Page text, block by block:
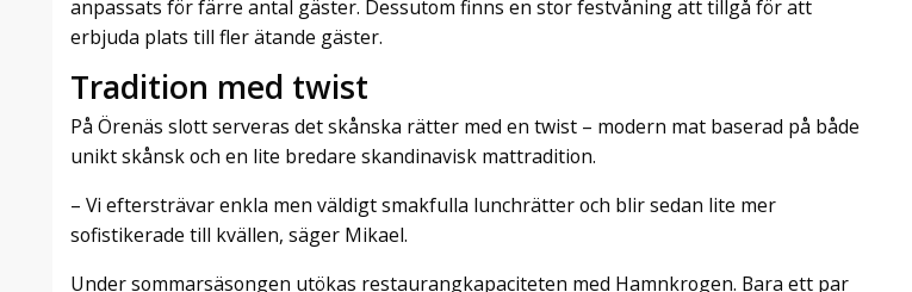
anpassats för färre antal gäster. Dessutom finns en stor festvåning att tillgå för att
erbjuda plats till fler ätande gäster.
Tradition med twist
På Örenäs slott serveras det skånska rätter med en twist – modern mat baserad på både
unikt skånsk och en lite bredare skandinavisk mattradition.
– Vi eftersträvar enkla men väldigt smakfulla lunchrätter och blir sedan lite mer
sofistikerade till kvällen, säger Mikael.
Under sommarsäsongen utökas restaurangkapaciteten med Hamnkrogen. Bara ett par